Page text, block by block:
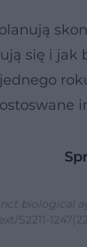
się i jak
biological
S2211-